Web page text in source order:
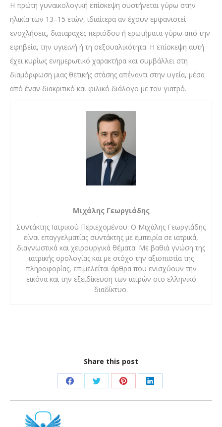
Η πρώτη γυναικολογική επίσκεψη συστήνεται γύρω στην
ηλικία των 13–15 ετών, ιδιαίτερα αν έχουν εμφανιστεί
ενοχλήσεις, διαταραχές περιόδου ή ερωτήματα γύρω από την
εφηβεία, την υγιεινή ή τη σεξουαλικότητα. Η επίσκεψη αυτή
έχει κυρίως ενημερωτικό χαρακτήρα και συμβάλλει στη
διαμόρφωση μιας θετικής στάσης απέναντι στην υγεία, μέσα
από έναν διακριτικό και φιλικό διάλογο με τον γιατρό.
Μιχάλης Γεωργιάδης
Συντάκτης Ιατρικού Περιεχομένου: Ο Μιχάλης Γεωργιάδης
είναι επαγγελματίας συντάκτης με εμπειρία σε ιατρικά,
διαγνωστικά και χειρουργικά θέματα. Με βαθιά γνώση της
ιατρικής ορολογίας και με στόχο την αξιοπιστία της
πληροφορίας, επιμελείται άρθρα που ενισχύουν την
εικόνα και την εξειδίκευση των ιατρών στο ελληνικό
διαδίκτυο.
Share this post